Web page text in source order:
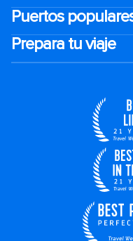
Puertos
Prepara tu viaje